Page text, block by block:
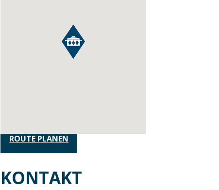
ROUTE PLANEN
KONTAKT